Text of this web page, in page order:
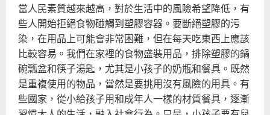
當人民素質越來越高，對於生活中的風險希望降低，有
些人開始拒絕食物碰觸到塑膠容器。要斷絕塑膠的污
染，在用品上可能會非常困難，但在每天吃東西上應該
比較容易。我們在家裡的食物盛裝用品，排除塑膠的鍋
碗瓢盆和筷子湯匙，尤其是小孩子的奶瓶和餐具。既然
是重複使用的物品，當然是要挑用沒有風險的用具。有
些國家，從小給孩子用和成年人一樣的材質餐具，逐漸